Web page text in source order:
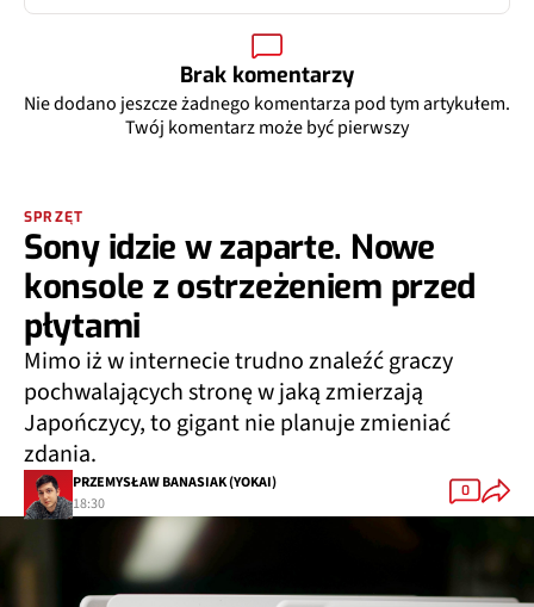
Brak komentarzy
Nie dodano jeszcze żadnego komentarza pod tym artykułem.
Twój komentarz może być pierwszy
SPRZĘT
Sony idzie w zaparte. Nowe
konsole z ostrzeżeniem przed
płytami
Mimo iż w internecie trudno znaleźć graczy
pochwalających stronę w jaką zmierzają
Japończycy, to gigant nie planuje zmieniać
zdania.
PRZEMYSŁAW BANASIAK (YOKAI)
18:30
0